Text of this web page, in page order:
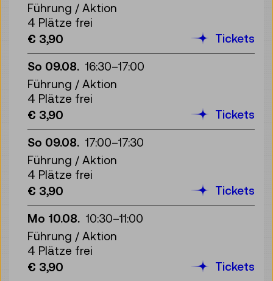
Führung / Aktion
4 Plätze frei
€ 3,90
Tickets
So 09.08. 16:30–17:00
Führung / Aktion
4 Plätze frei
€ 3,90
Tickets
So 09.08. 17:00–17:30
Führung / Aktion
4 Plätze frei
€ 3,90
Tickets
Mo 10.08. 10:30–11:00
Führung / Aktion
4 Plätze frei
€ 3,90
Tickets